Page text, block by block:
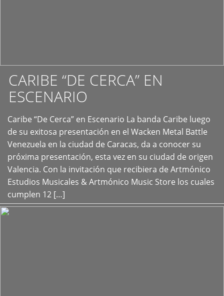
CARIBE “DE CERCA” EN
ESCENARIO
Caribe “De Cerca” en Escenario La banda Caribe luego
de su exitosa presentación en el Wacken Metal Battle
Venezuela en la ciudad de Caracas, da a conocer su
próxima presentación, esta vez en su ciudad de origen
Valencia. Con la invitación que recibiera de Artmónico
Estudios Musicales & Artmónico Music Store los cuales
cumplen 12 […]
+